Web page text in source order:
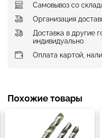
Самовывоз со
Организация
Доставка в другие
индивидуально
Оплата картой,
Похожие товары